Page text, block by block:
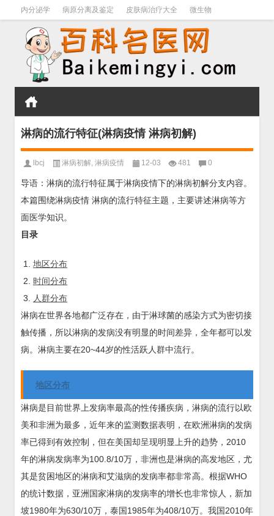
内分泌学 病原分离及鉴定 皮肤病治疗大全 微生物
皮肤病学 男科学 血液病学 心血管 口腔医学
淋病的流行特征(淋病疫情 淋病初解)
lbcj 淋病初解, 淋病疫情 12-03 481 0
导语：淋病的流行特征属于淋病疫情下的淋病初解分支内容。
本篇围绕淋病疫情 淋病的流行特征主题，主要讲述淋病等方
面医学知识。
目录
地区分布
时间分布
人群分布
淋病在世界各地都广泛存在，由于淋球菌的感染方式为密切接
触传播，所以淋病的发病没有明显的时间差异，全年都可以发
病。淋病主要在20~44岁的性活跃人群中流行。
地区分布
淋病是目前世界上发病率最高的性传播疾病，淋病的流行以欧
美和非洲为最多，近年来的监测数据表明，在欧洲淋病的发病
率已得到有效控制，但在美国却呈现明显上升的趋势，2010
年的淋病发病率为100.8/10万，非洲也是淋病的高发地区，尤
其是贫困地区的淋病和艾滋病的发病率都非常高。根据WHO
的统计数据，亚洲国家淋病的发病率的增长也非常惊人，新加
坡1980年为630/10万，泰国1985年为408/10万。我国2010年